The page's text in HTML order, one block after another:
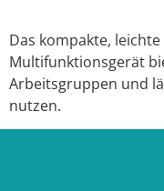
Das kompakte, leichte
Multifunktionsgerät
Arbeitsgruppen und
nutzen.